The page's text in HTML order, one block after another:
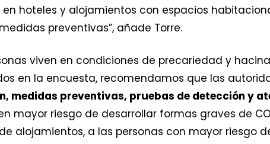
hoteles y alojamientos con espacios
preventivas”, añade Torre.
viven en condiciones de precariedad y
en la encuesta, recomendamos que las
medidas preventivas, pruebas de detección y
mayor riesgo de desarrollar formas graves de
alojamientos, a las personas con mayor riesgo